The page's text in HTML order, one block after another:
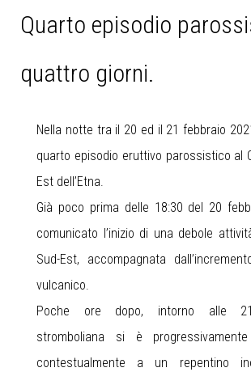
Quarto episodio
quattro giorni.
Nella notte tra il 20 ed il 21 febbraio
quarto episodio eruttivo parossistico al
Est dell’Etna.
Già poco prima delle 18:30 del 20
comunicato l’inizio di una debole
Sud-Est, accompagnata
vulcanico.
Poche ore dopo, intorno alle
stromboliana si è
contestualmente a un repentino